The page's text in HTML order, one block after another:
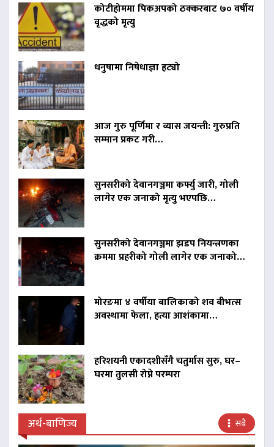
कोटीहोममा पिकअपको ठक्करबाट ७० वर्षीय
वृद्धको मृत्यु
धनुषामा निषेधाज्ञा हट्यो
आज गुरु पूर्णिमा र व्यास जयन्ती: गुरुप्रति
सम्मान प्रकट गरी…
सुनसरीको देवानगञ्जमा कर्फ्यु जारी, गोली
लागेर एक जनाको मृत्यु भएपछि…
सुनसरीको देवानगञ्जमा झडप नियन्त्रणका
क्रममा प्रहरीको गोली लागेर एक जनाको…
मोरङमा ४ वर्षीया बालिकाको शव बीभत्स
अवस्थामा फेला, हत्या आशंकामा…
हरिशयनी एकादशीसँगै चतुर्मास सुरु, घर–
घरमा तुलसी रोप्ने परम्परा
अर्थ-बाणिज्य सबै